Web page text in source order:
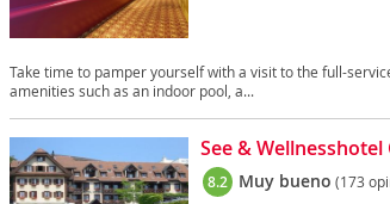
Take time to pamper yourself with a visit to the full-
amenities such as an indoor pool, a...
See & Wellnesshotel
8.2 Muy bueno (173